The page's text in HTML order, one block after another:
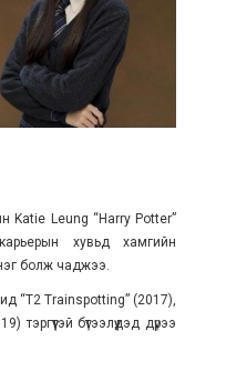
Katie Leung “Harry Potter”
хувьд хамгийн
болж чаджээ.
“T2 Trainspotting” (2017),
бүтээлүүдэд дүрээ